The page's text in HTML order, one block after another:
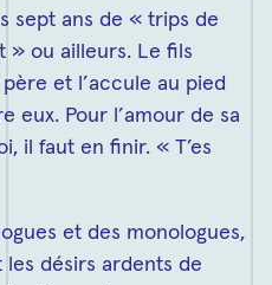
sept ans de « trips de
» ou ailleurs. Le fils
et l’accule au pied
eux. Pour l’amour de sa
il faut en finir. « T’es
et des monologues,
désirs ardents de